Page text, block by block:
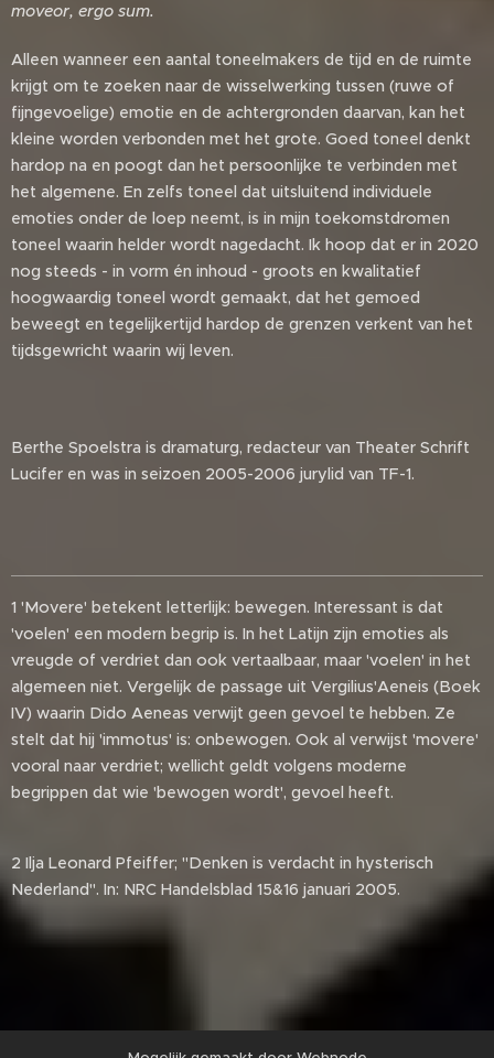
moveor, ergo sum.
Alleen wanneer een aantal toneelmakers de tijd en de ruimte
krijgt om te zoeken naar de wisselwerking tussen (ruwe of
fijngevoelige) emotie en de achtergronden daarvan, kan het
kleine worden verbonden met het grote. Goed toneel denkt
hardop na en poogt dan het persoonlijke te verbinden met
het algemene. En zelfs toneel dat uitsluitend individuele
emoties onder de loep neemt, is in mijn toekomstdromen
toneel waarin helder wordt nagedacht. Ik hoop dat er in 2020
nog steeds - in vorm én inhoud - groots en kwalitatief
hoogwaardig toneel wordt gemaakt, dat het gemoed
beweegt en tegelijkertijd hardop de grenzen verkent van het
tijdsgewricht waarin wij leven.
Berthe Spoelstra is dramaturg, redacteur van Theater Schrift
Lucifer en was in seizoen 2005-2006 jurylid van TF-1.
1 'Movere' betekent letterlijk: bewegen. Interessant is dat
'voelen' een modern begrip is. In het Latijn zijn emoties als
vreugde of verdriet dan ook vertaalbaar, maar 'voelen' in het
algemeen niet. Vergelijk de passage uit Vergilius'Aeneis (Boek
IV) waarin Dido Aeneas verwijt geen gevoel te hebben. Ze
stelt dat hij 'immotus' is: onbewogen. Ook al verwijst 'movere'
vooral naar verdriet; wellicht geldt volgens moderne
begrippen dat wie 'bewogen wordt', gevoel heeft.
2 Ilja Leonard Pfeiffer; "Denken is verdacht in hysterisch
Nederland". In: NRC Handelsblad 15&16 januari 2005.